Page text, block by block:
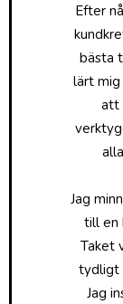
Efter
bästa
lärt
att
Jag
till en
Taket
tydligt
Jag